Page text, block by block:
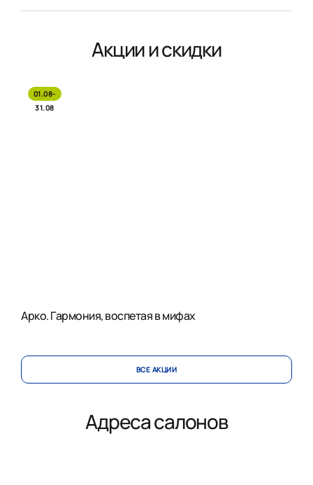
Акции и скидки
01.08-
31.08
Арко. Гармония, воспетая в мифах
ВСЕ АКЦИИ
Адреса салонов